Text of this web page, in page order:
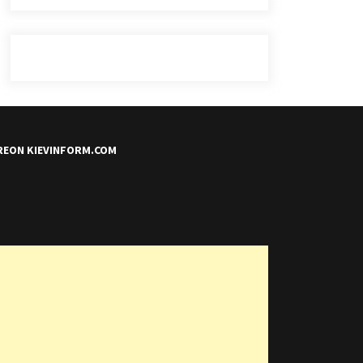
KIEVINFORM.COM